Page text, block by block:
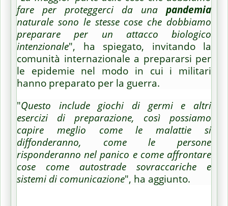
fare per proteggerci da una pandemia
naturale sono le stesse cose che dobbiamo
preparare per un attacco biologico
intenzionale", ha spiegato, invitando la
comunità internazionale a prepararsi per
le epidemie nel modo in cui i militari
hanno preparato per la guerra.
"Questo include giochi di germi e altri
esercizi di preparazione, così possiamo
capire meglio come le malattie si
diffonderanno, come le persone
risponderanno nel panico e come affrontare
cose come autostrade sovraccariche e
sistemi di comunicazione", ha aggiunto.